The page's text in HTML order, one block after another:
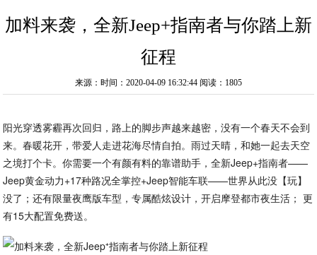
加料来袭，全新Jeep+指南者与你踏上新
征程
来源：时间：2020-04-09 16:32:44 阅读：1805
阳光穿透雾霾再次回归，路上的脚步声越来越密，没有一个春天不会到
来。春暖花开，带爱人走进花海尽情自拍。雨过天晴，和她一起去天空
之境打个卡。你需要一个有颜有料的靠谱助手，全新Jeep+指南者——
Jeep黄金动力+17种路况全掌控+Jeep智能车联——世界从此没【玩】
没了；还有限量夜鹰版车型，专属酷炫设计，开启摩登都市夜生活； 更
有15大配置免费送。